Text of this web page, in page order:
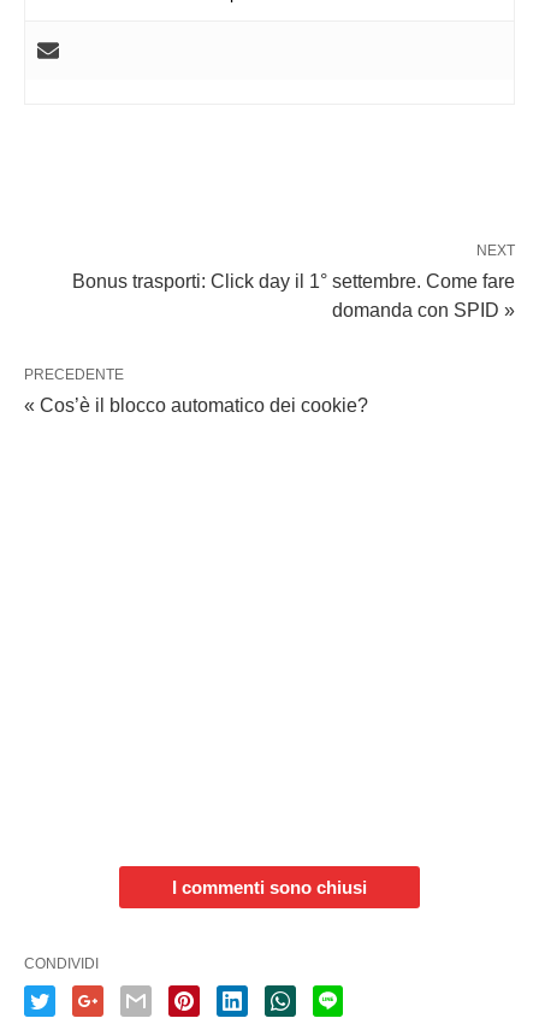
NEXT
Bonus trasporti: Click day il 1° settembre. Come fare
domanda con SPID »
PRECEDENTE
« Cos’è il blocco automatico dei cookie?
I commenti sono chiusi
CONDIVIDI